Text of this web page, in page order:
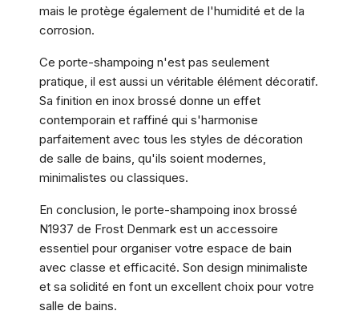
mais le protège également de l'humidité et de la
corrosion.
Ce porte-shampoing n'est pas seulement
pratique, il est aussi un véritable élément décoratif.
Sa finition en inox brossé donne un effet
contemporain et raffiné qui s'harmonise
parfaitement avec tous les styles de décoration
de salle de bains, qu'ils soient modernes,
minimalistes ou classiques.
En conclusion, le porte-shampoing inox brossé
N1937 de Frost Denmark est un accessoire
essentiel pour organiser votre espace de bain
avec classe et efficacité. Son design minimaliste
et sa solidité en font un excellent choix pour votre
salle de bains.